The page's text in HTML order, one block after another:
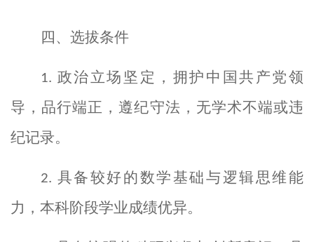
四、选拔条件
1. 政治立场坚定，拥护中国共产党领
导，品行端正，遵纪守法，无学术不端或违
纪记录。
2. 具备较好的数学基础与逻辑思维能
力，本科阶段学业成绩优异。